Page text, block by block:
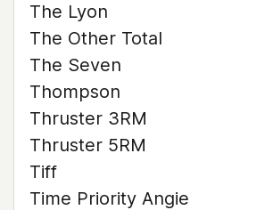
The Lyon
The Other Total
The Seven
Thompson
Thruster 3RM
Thruster 5RM
Tiff
Time Priority Angie